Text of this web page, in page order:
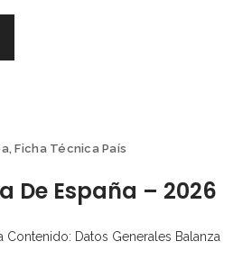
,Ficha Técnica País
De España – 2026
Contenido: Datos Generales Balanza